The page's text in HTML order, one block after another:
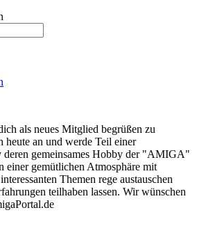
als neues Mitglied begrüßen zu
heute an und werde Teil einer
gemeinsames Hobby der "AMIGA"
einer gemütlichen Atmosphäre mit
Themen rege austauschen
teilhaben lassen. Wir wünschen